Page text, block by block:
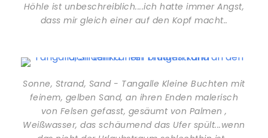
Höhle ist unbeschreiblich....ich hatte immer Angst,
dass mir gleich einer auf den Kopf macht..
Sonne, Strand, Sand - Tangalle Kleine Buchten mit
feinem, gelben Sand, an ihren Enden malerisch
von Felsen gefasst, gesäumt von Palmen ,
Weißwasser, das schäumend das Ufer spült...wenn